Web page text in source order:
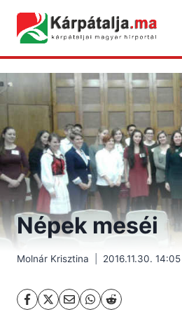
content
Népek meséi
Molnár Krisztina 2016.11.30. 14:05